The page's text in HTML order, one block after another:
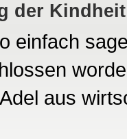
der Kindheit
einfach
aus